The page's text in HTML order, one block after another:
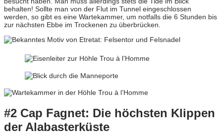
behalten! Sollte man von der Flut im Tunnel eingeschlossen
werden, so gibt es eine Wartekammer, um notfalls die 6 Stunden bis
zur nächsten Ebbe im Trockenen zu überbrücken.
#2 Cap Fagnet: Die höchsten Klippen
der Alabasterküste